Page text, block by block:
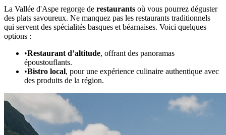
La Vallée d'Aspe regorge de restaurants où vous pourrez déguster
des plats savoureux. Ne manquez pas les restaurants traditionnels
qui servent des spécialités basques et béarnaises. Voici quelques
options :
•Restaurant d’altitude, offrant des panoramas
époustouflants.
•Bistro local, pour une expérience culinaire authentique avec
des produits de la région.